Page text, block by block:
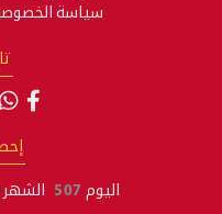
سياسة
اليوم 507 الشهر